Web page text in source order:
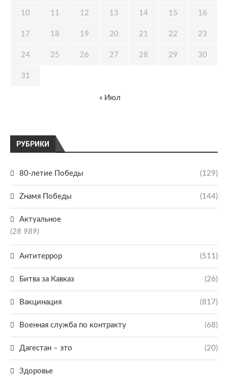
РУБРИКИ
80-летие Победы (129)
Zнамя Победы (144)
Актуальное
(28 989)
Антитеррор (511)
Битва за Кавказ (26)
Вакцинация (817)
Военная служба по контракту (68)
Дагестан – это (20)
Здоровье
10 11 12 13 14 15 16
17 18 19 20 21 22 23
24 25 26 27 28 29 30
31
« Июл